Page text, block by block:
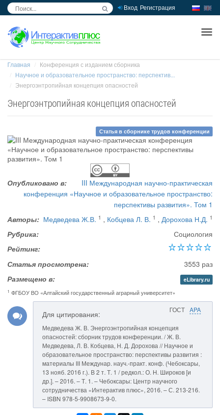
Вход Регистрация
Главная
Конференция с изданием сборника
Научное и образовательное пространство: перспектив...
Энергоэнтропийная концепция опасностей
Энергоэнтропийная концепция опасностей
Статья в сборнике трудов конференции
Опубликовано в:
III Международная научно-практическая
конференция «Научное и образовательное пространство:
перспективы развития». Том 1
Авторы: Медведева Ж.В. 1 , Кобцева Л. В. 1 , Дорохова Н.Д. 1
Рубрика:
Социология
Рейтинг:
Статья просмотрена:
3553 раз
Размещено в:
eLibrary.ru
1 ФГБОУ ВО «Алтайский государственный аграрный университет»
ГОСТ APA
Для цитирования:
Медведева Ж. В. Энергоэнтропийная концепция
опасностей: сборник трудов конференции. / Ж. В.
Медведева, Л. В. Кобцева, Н. Д. Дорохова // Научное и
образовательное пространство: перспективы развития :
материалы III Междунар. науч.-практ. конф. (Чебоксары,
13 нояб. 2016 г.). В 2 т. Т. 1 / редкол.: О. Н. Широков [и
др.]. – 2016. – Т. 1. – Чебоксары: Центр научного
сотрудничества «Интерактив плюс», 2016. – С. 213-216.
– ISBN 978-5-9908673-9-0.